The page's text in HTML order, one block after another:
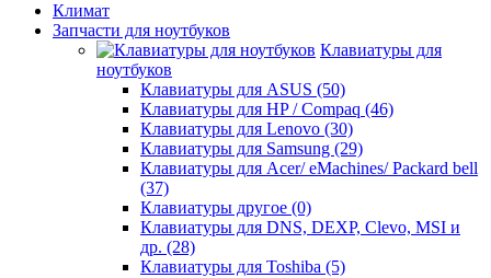
Климат
Запчасти для ноутбуков
Клавиатуры для
ноутбуков
Клавиатуры для ASUS (50)
Клавиатуры для HP / Compaq (46)
Клавиатуры для Lenovo (30)
Клавиатуры для Samsung (29)
Клавиатуры для Acer/ eMachines/ Packard bell
(37)
Клавиатуры другое (0)
Клавиатуры для DNS, DEXP, Clevo, MSI и
др. (28)
Клавиатуры для Toshiba (5)